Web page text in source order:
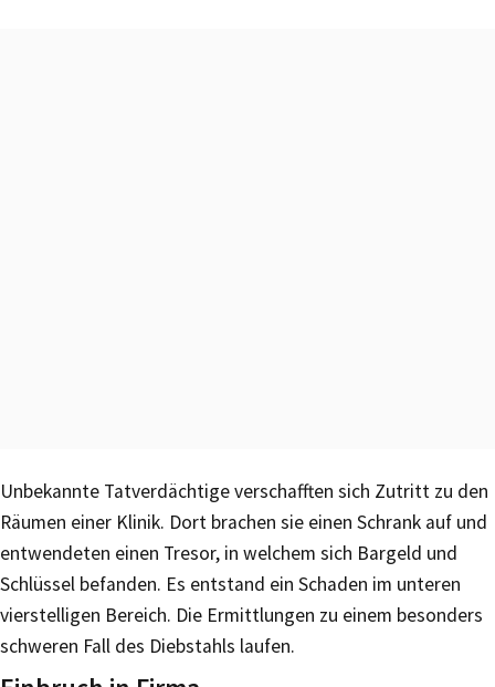
Unbekannte Tatverdächtige verschafften sich Zutritt zu den
Räumen einer Klinik. Dort brachen sie einen Schrank auf und
entwendeten einen Tresor, in welchem sich Bargeld und
Schlüssel befanden. Es entstand ein Schaden im unteren
vierstelligen Bereich. Die Ermittlungen zu einem besonders
schweren Fall des Diebstahls laufen.